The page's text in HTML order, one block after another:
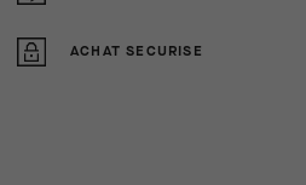
ACHAT SECURISE